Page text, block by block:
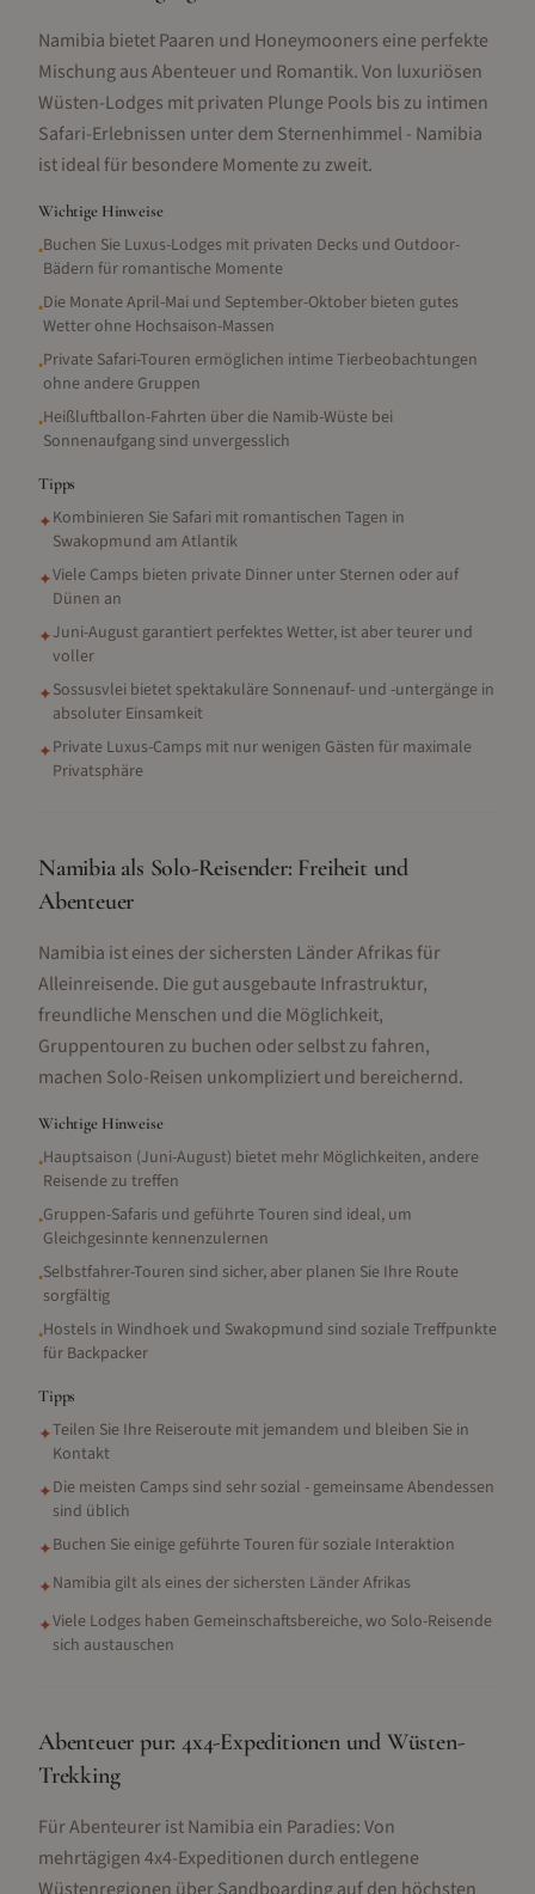
Namibia bietet Paaren und Honeymooners eine perfekte
Mischung aus Abenteuer und Romantik. Von luxuriösen
Wüsten-Lodges mit privaten Plunge Pools bis zu intimen
Safari-Erlebnissen unter dem Sternenhimmel - Namibia
ist ideal für besondere Momente zu zweit.
Wichtige Hinweise
•Buchen Sie Luxus-Lodges mit privaten Decks und Outdoor-
Bädern für romantische Momente
•Die Monate April-Mai und September-Oktober bieten gutes
Wetter ohne Hochsaison-Massen
•Private Safari-Touren ermöglichen intime Tierbeobachtungen
ohne andere Gruppen
•Heißluftballon-Fahrten über die Namib-Wüste bei
Sonnenaufgang sind unvergesslich
Tipps
✦Kombinieren Sie Safari mit romantischen Tagen in
Swakopmund am Atlantik
✦Viele Camps bieten private Dinner unter Sternen oder auf
Dünen an
✦Juni-August garantiert perfektes Wetter, ist aber teurer und
voller
✦Sossusvlei bietet spektakuläre Sonnenauf- und -untergänge in
absoluter Einsamkeit
✦Private Luxus-Camps mit nur wenigen Gästen für maximale
Privatsphäre
Namibia als Solo-Reisender: Freiheit und
Abenteuer
Namibia ist eines der sichersten Länder Afrikas für
Alleinreisende. Die gut ausgebaute Infrastruktur,
freundliche Menschen und die Möglichkeit,
Gruppentouren zu buchen oder selbst zu fahren,
machen Solo-Reisen unkompliziert und bereichernd.
Wichtige Hinweise
•Hauptsaison (Juni-August) bietet mehr Möglichkeiten, andere
Reisende zu treffen
•Gruppen-Safaris und geführte Touren sind ideal, um
Gleichgesinnte kennenzulernen
•Selbstfahrer-Touren sind sicher, aber planen Sie Ihre Route
sorgfältig
•Hostels in Windhoek und Swakopmund sind soziale Treffpunkte
für Backpacker
Tipps
✦Teilen Sie Ihre Reiseroute mit jemandem und bleiben Sie in
Kontakt
✦Die meisten Camps sind sehr sozial - gemeinsame Abendessen
sind üblich
✦Buchen Sie einige geführte Touren für soziale Interaktion
✦Namibia gilt als eines der sichersten Länder Afrikas
✦Viele Lodges haben Gemeinschaftsbereiche, wo Solo-Reisende
sich austauschen
Abenteuer pur: 4x4-Expeditionen und Wüsten-
Trekking
Für Abenteurer ist Namibia ein Paradies: Von
mehrtägigen 4x4-Expeditionen durch entlegene